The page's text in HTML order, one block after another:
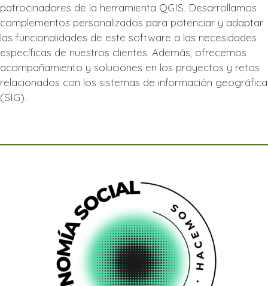
patrocinadores de la herramienta QGIS. Desarrollamos
complementos personalizados para potenciar y adaptar
las funcionalidades de este software a las necesidades
específicas de nuestros clientes. Además, ofrecemos
acompañamiento y soluciones en los proyectos y retos
relacionados con los sistemas de información geográfica
(SIG).